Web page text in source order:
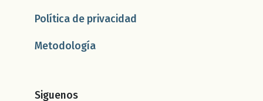
Política de privacidad
Metodología
Siguenos